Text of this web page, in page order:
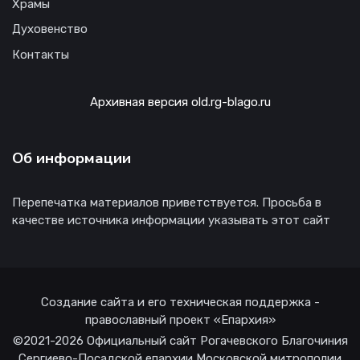
Храмы
Духовенство
Контакты
Архивная версия old.rg-blago.ru
Об информации
Перепечатка материалов приветствуется. Просьба в
качестве источника информации указывать этот сайт
Создание сайта и его техническая поддержка -
православный проект «Епархия»
©2021-2026 Официальный сайт Рогачевского Благочиния